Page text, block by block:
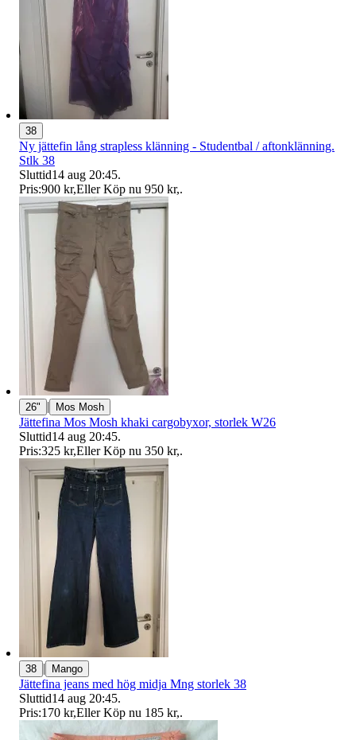
38
Ny jättefin lång strapless klänning - Studentbal / aftonklänning.
Stlk 38
Sluttid14 aug 20:45.
Pris:900 kr,Eller Köp nu 950 kr,.
26" | Mos Mosh
Jättefina Mos Mosh khaki cargobyxor, storlek W26
Sluttid14 aug 20:45.
Pris:325 kr,Eller Köp nu 350 kr,.
38 | Mango
Jättefina jeans med hög midja Mng storlek 38
Sluttid14 aug 20:45.
Pris:170 kr,Eller Köp nu 185 kr,.